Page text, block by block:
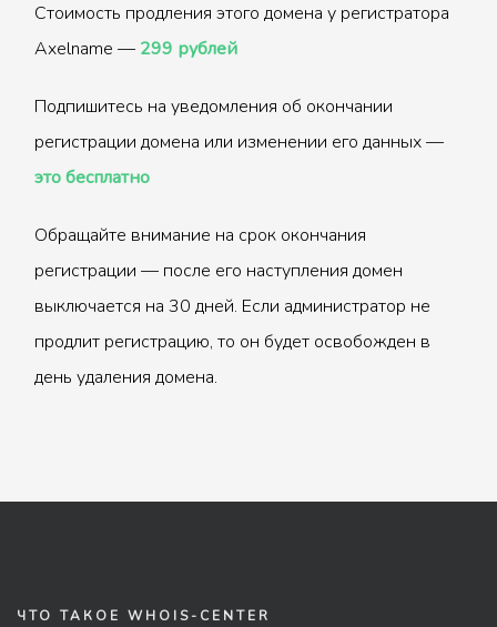
Стоимость продления этого домена у регистратора
Axelname — 299 рублей
Подпишитесь на уведомления об окончании
регистрации домена или изменении его данных —
это бесплатно
Обращайте внимание на срок окончания
регистрации — после его наступления домен
выключается на 30 дней. Если администратор не
продлит регистрацию, то он будет освобожден в
день удаления домена.
ЧТО ТАКОЕ WHOIS-CENTER